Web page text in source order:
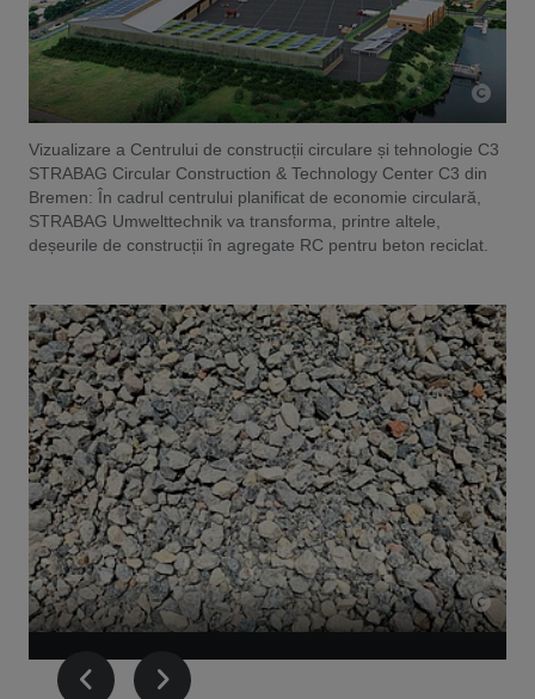
Vizualizare a Centrului de construcții circulare și tehnologie C3
STRABAG Circular Construction & Technology Center C3 din
Bremen: În cadrul centrului planificat de economie circulară,
STRABAG Umwelttechnik va transforma, printre altele,
deșeurile de construcții în agregate RC pentru beton reciclat.